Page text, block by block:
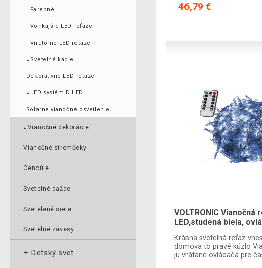
Farebné
Vonkajšie LED reťaze
Vnútorné LED reťaze
► Svetelné káble
Dekoratívne LED reťaze
► LED systém DILED
Solárne vianočné osvetlenie
► Vianočné dekorácie
Vianočné stromčeky
Cencúle
Svetelné dažde
Svetelené siete
Svetelné závesy
+ Detský svet
46,79 €
VOLTRONIC Vianočná
LED,studená biela,
Krásna svetelná reťaz
domova to pravé kúzlo
ju vrátane ovládača pre